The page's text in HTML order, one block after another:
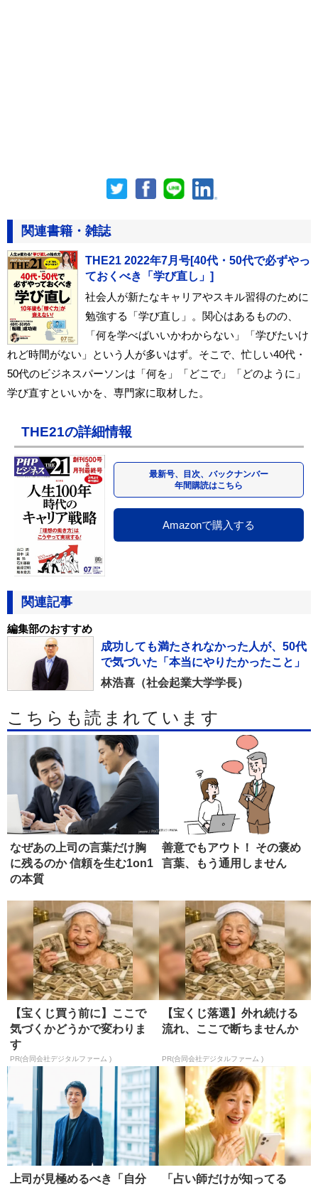
関連書籍・雑誌
THE21 2022年7月号[40代・50代で必ずやっ
ておくべき「学び直し」]
社会人が新たなキャリアやスキル習得のために
勉強する「学び直し」。関心はあるものの、
「何を学べばいいかわからない」「学びたいけ
れど時間がない」という人が多いはず。そこで、忙しい40代・
50代のビジネスパーソンは「何を」「どこで」「どのように」
学び直すといいかを、専門家に取材した。
THE21の詳細情報
最新号、目次、バックナンバー
年間購読はこちら
Amazonで購入する
関連記事
編集部のおすすめ
成功しても満たされなかった人が、50代
で気づいた「本当にやりたかったこと」
林浩喜（社会起業大学学長）
こちらも読まれています
なぜあの上司の言葉だけ胸
に残るのか 信頼を生む1on1
の本質
善意でもアウト！ その褒め
言葉、もう通用しません
【宝くじ買う前に】ここで
気づくかどうかで変わりま
す
PR(合同会社デジタルファーム )
【宝くじ落選】外れ続ける
流れ、ここで断ちませんか
PR(合同会社デジタルファーム )
上司が見極めるべき「自分
「占い師だけが知ってる